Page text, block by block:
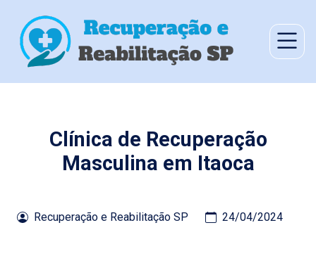
Clínica de Recuperação
Masculina em Itaoca
Recuperação e Reabilitação SP 24/04/2024